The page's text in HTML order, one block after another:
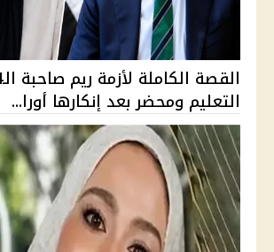
التعليم ومحضر بعد إنكارها أورا...